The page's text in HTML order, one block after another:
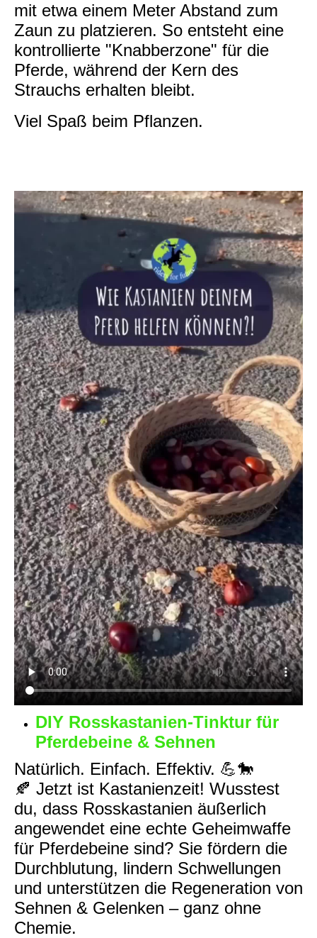
mit etwa einem Meter Abstand zum
Zaun zu platzieren. So entsteht eine
kontrollierte "Knabberzone" für die
Pferde, während der Kern des
Strauchs erhalten bleibt.
Viel Spaß beim Pflanzen.
DIY Rosskastanien-Tinktur für
Pferdebeine & Sehnen
Natürlich. Einfach. Effektiv. 💪🐎
🍂 Jetzt ist Kastanienzeit! Wusstest
du, dass Rosskastanien äußerlich
angewendet eine echte Geheimwaffe
für Pferdebeine sind? Sie fördern die
Durchblutung, lindern Schwellungen
und unterstützen die Regeneration von
Sehnen & Gelenken – ganz ohne
Chemie.